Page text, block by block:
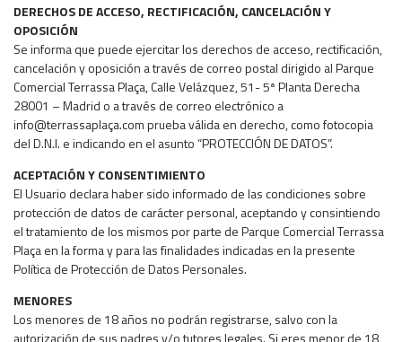
DERECHOS DE ACCESO, RECTIFICACIÓN, CANCELACIÓN Y
OPOSICIÓN
Se informa que puede ejercitar los derechos de acceso, rectificación,
cancelación y oposición a través de correo postal dirigido al Parque
Comercial Terrassa Plaça, Calle Velázquez, 51- 5ª Planta Derecha
28001 – Madrid o a través de correo electrónico a
info@terrassaplaça.com prueba válida en derecho, como fotocopia
del D.N.I. e indicando en el asunto “PROTECCIÓN DE DATOS”.
ACEPTACIÓN Y CONSENTIMIENTO
El Usuario declara haber sido informado de las condiciones sobre
protección de datos de carácter personal, aceptando y consintiendo
el tratamiento de los mismos por parte de Parque Comercial Terrassa
Plaça en la forma y para las finalidades indicadas en la presente
Política de Protección de Datos Personales.
MENORES
Los menores de 18 años no podrán registrarse, salvo con la
autorización de sus padres y/o tutores legales. Si eres menor de 18